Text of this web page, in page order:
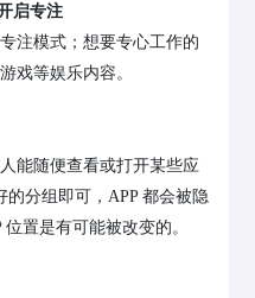
启专注
注模式；想要专心工作的
戏等娱乐内容。
能随便查看或打开某些应
的分组即可，APP 都会被隐
置是有可能被改变的。